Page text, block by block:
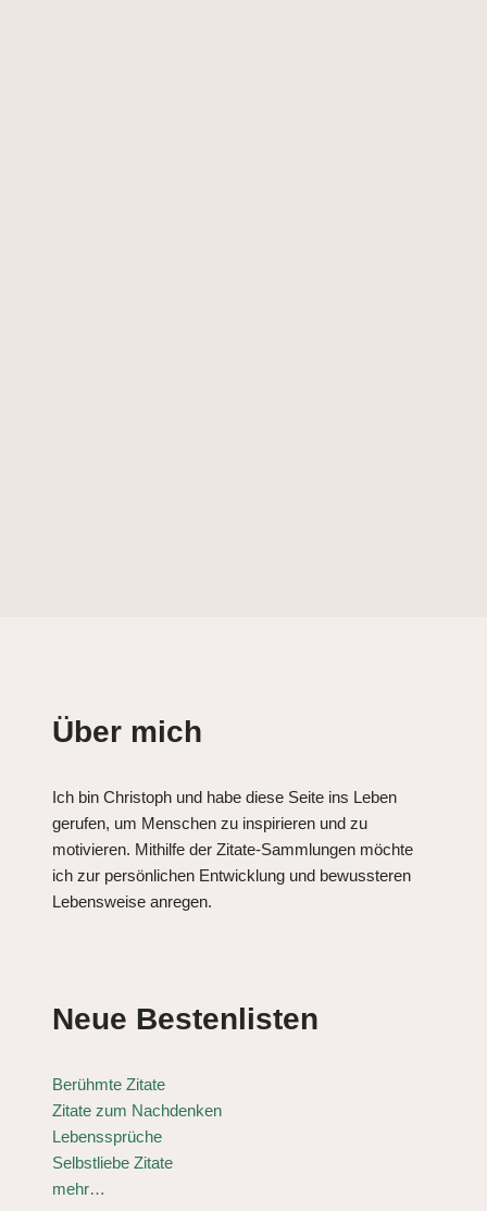
Über mich
Ich bin Christoph und habe diese Seite ins Leben
gerufen, um Menschen zu inspirieren und zu
motivieren. Mithilfe der Zitate-Sammlungen möchte
ich zur persönlichen Entwicklung und bewussteren
Lebensweise anregen.
Neue Bestenlisten
Berühmte Zitate
Zitate zum Nachdenken
Lebenssprüche
Selbstliebe Zitate
mehr…